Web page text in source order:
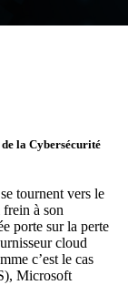
la Cybersécurité
tournent vers le
à son
porte sur la perte
cloud
c’est le cas
Microsoft